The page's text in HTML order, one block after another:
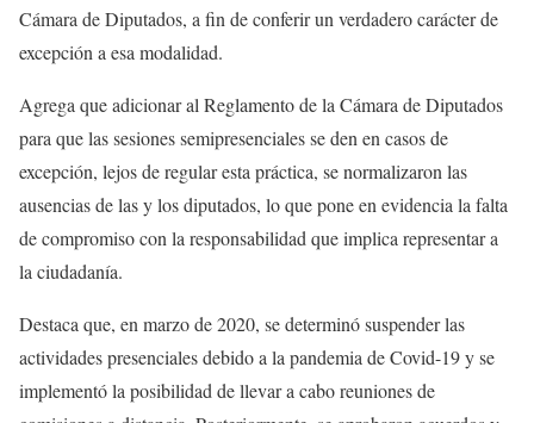
Cámara de Diputados, a fin de conferir un verdadero carácter de
excepción a esa modalidad.
Agrega que adicionar al Reglamento de la Cámara de Diputados
para que las sesiones semipresenciales se den en casos de
excepción, lejos de regular esta práctica, se normalizaron las
ausencias de las y los diputados, lo que pone en evidencia la falta
de compromiso con la responsabilidad que implica representar a
la ciudadanía.
Destaca que, en marzo de 2020, se determinó suspender las
actividades presenciales debido a la pandemia de Covid-19 y se
implementó la posibilidad de llevar a cabo reuniones de